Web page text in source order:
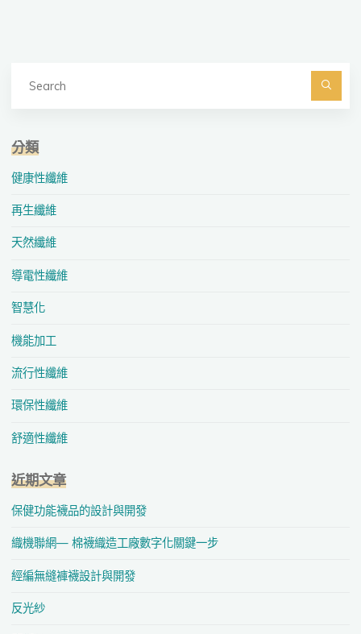
Search
分類
健康性纖維
再生纖維
天然纖維
導電性纖維
智慧化
機能加工
流行性纖維
環保性纖維
舒適性纖維
近期文章
保健功能襪品的設計與開發
織機聯網— 棉襪織造工廠數字化關鍵一步
經編無縫褲襪設計與開發
反光紗